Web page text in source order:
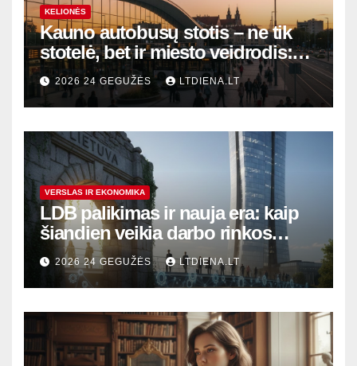
KELIONĖS
Kauno autobusų stotis – ne tik
stotelė, bet ir miesto veidrodis:
modernūs vartai į laikinąją
sostinę
2026 24 GEGUŽĖS LTDIENA.LT
VERSLAS IR EKONOMIKA
LDB palikimas ir nauja era: kaip
šiandien veikia darbo rinkos
variklis Lietuvoje?
2026 24 GEGUŽĖS LTDIENA.LT